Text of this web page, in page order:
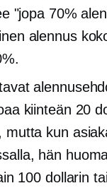
"jopa 70%
alennus
kiinteän 20
mutta kun
hän
100 dollarin